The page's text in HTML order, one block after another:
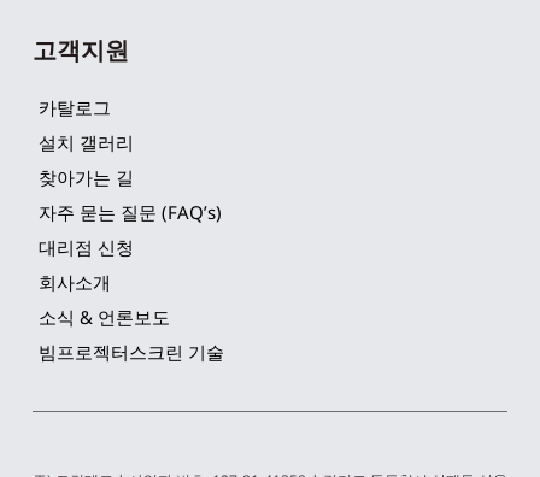
고객지원
카탈로그
설치 갤러리
찾아가는 길
자주 묻는 질문 (FAQ’s)
대리점 신청
회사소개
소식 & 언론보도
빔프로젝터스크린 기술